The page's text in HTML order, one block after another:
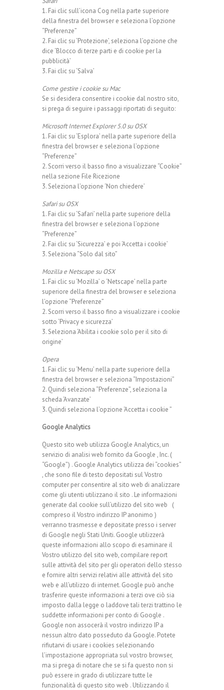
1. Fai clic sull’icona Cog nella parte superiore
della finestra del browser e seleziona l’opzione
“Preferenze”
2. Fai clic su ‘Protezione’, seleziona l’opzione che
dice ‘Blocco di terze parti e di cookie per la
pubblicità’
3. Fai clic su ‘Salva’
Come gestire i cookie su Mac
Se si desidera consentire i cookie dal nostro sito,
si prega di seguire i passaggi riportati di seguito:
Microsoft Internet Explorer 5.0 su OSX
1. Fai clic su ‘Esplora’ nella parte superiore della
finestra del browser e seleziona l’opzione
“Preferenze”
2. Scorri verso il basso fino a visualizzare “Cookie”
nella sezione File Ricezione
3. Seleziona l’opzione ‘Non chiedere’
Safari su OSX
1. Fai clic su ‘Safari’ nella parte superiore della
finestra del browser e seleziona l’opzione
“Preferenze”
2. Fai clic su ‘Sicurezza’ e poi ‘Accetta i cookie’
3. Seleziona “Solo dal sito”
Mozilla e Netscape su OSX
1. Fai clic su ‘Mozilla’ o ‘Netscape’ nella parte
superiore della finestra del browser e seleziona
l’opzione “Preferenze”
2. Scorri verso il basso fino a visualizzare i cookie
sotto ‘Privacy e sicurezza’
3. Seleziona ‘Abilita i cookie solo per il sito di
origine’
Opera
1. Fai clic su ‘Menu’ nella parte superiore della
finestra del browser e seleziona “Impostazioni”
2. Quindi seleziona “Preferenze”, seleziona la
scheda ‘Avanzate’
3. Quindi seleziona l’opzione ‘Accetta i cookie ”
Google Analytics
Questo sito web utilizza Google Analytics, un
servizio di analisi web fornito da Google , Inc. (
“Google”) . Google Analytics utilizza dei “cookies”
, che sono file di testo depositati sul Vostro
computer per consentire al sito web di analizzare
come gli utenti utilizzano il sito . Le informazioni
generate dal cookie sull’utilizzo del sito web (
compreso il Vostro indirizzo IP anonimo )
verranno trasmesse e depositate presso i server
di Google negli Stati Uniti. Google utilizzerà
queste informazioni allo scopo di esaminare il
Vostro utilizzo del sito web, compilare report
sulle attività del sito per gli operatori dello stesso
e fornire altri servizi relativi alle attività del sito
web e all’utilizzo di internet. Google può anche
trasferire queste informazioni a terzi ove ciò sia
imposto dalla legge o laddove tali terzi trattino le
suddette informazioni per conto di Google .
Google non assocerà il vostro indirizzo IP a
nessun altro dato posseduto da Google. Potete
rifiutarvi di usare i cookies selezionando
l’impostazione appropriata sul vostro browser,
ma si prega di notare che se si fa questo non si
può essere in grado di utilizzare tutte le
funzionalità di questo sito web . Utilizzando il